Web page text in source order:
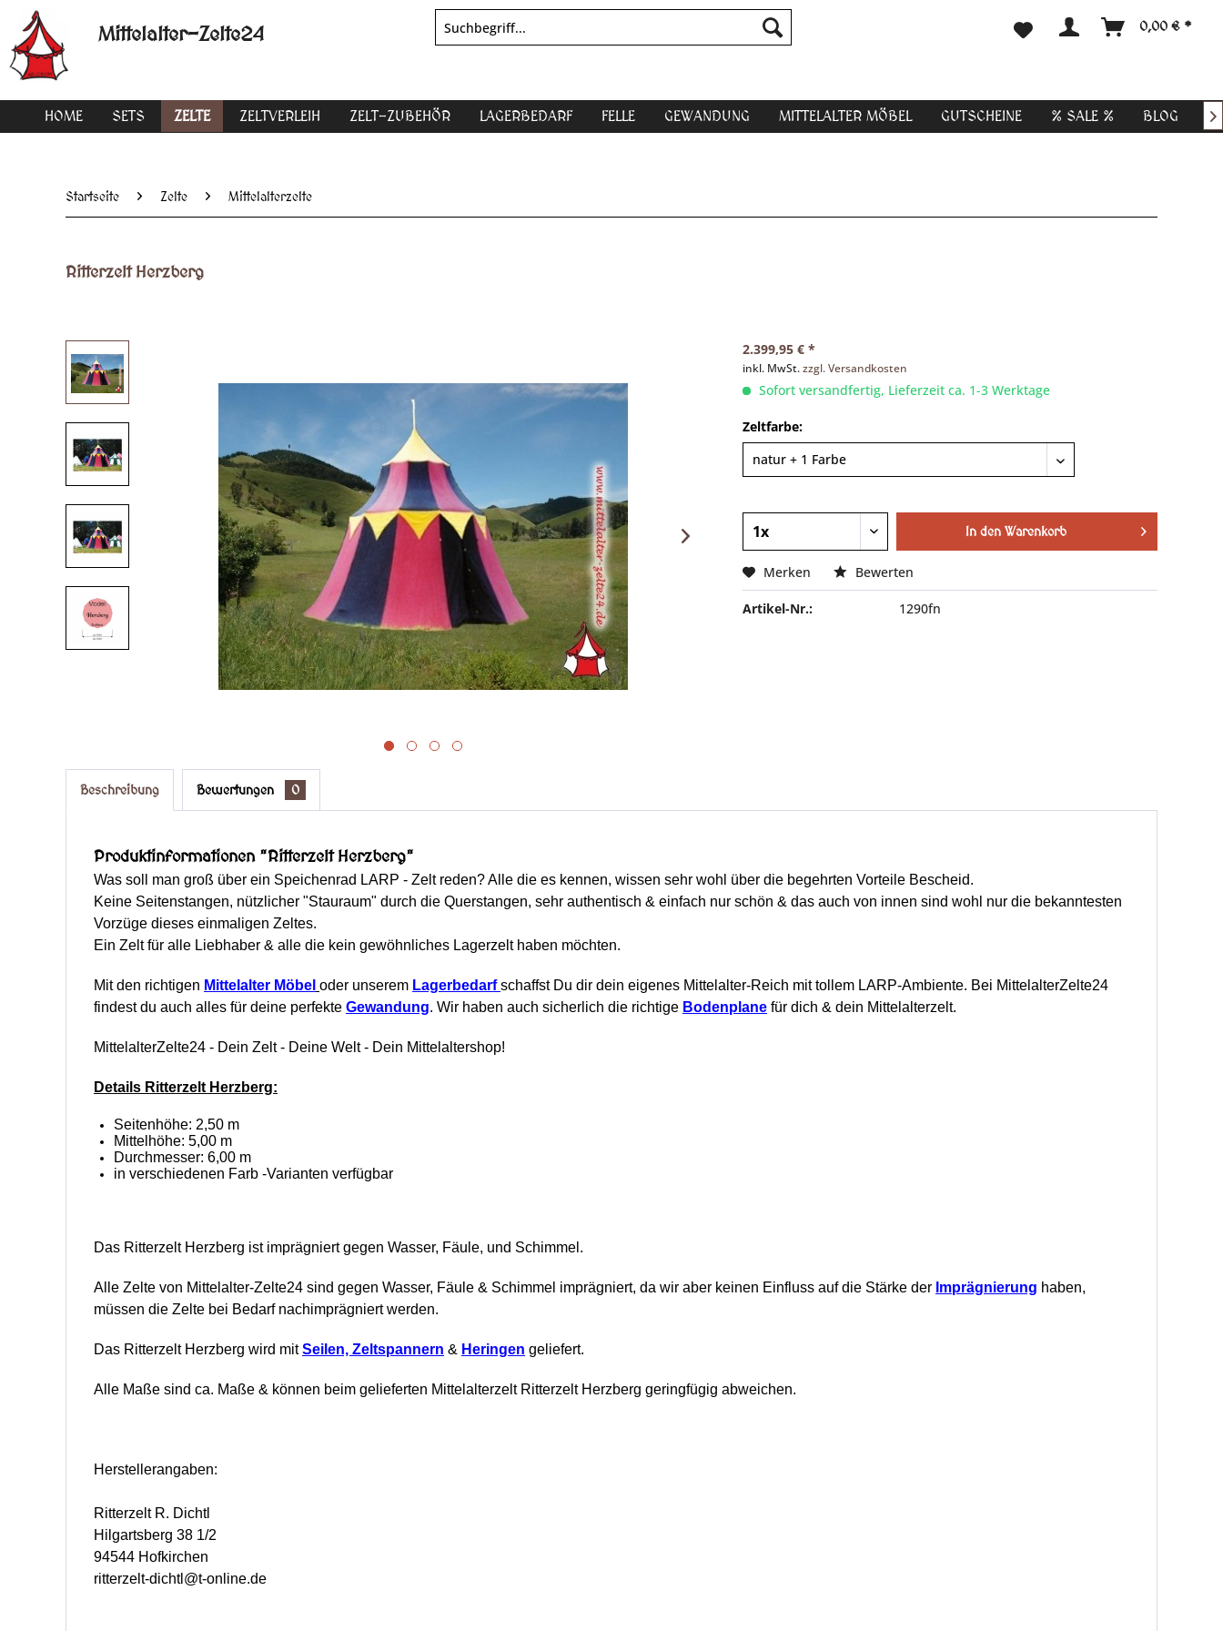
Mittelalter-Zelte24 0,00 € *
HOME SETS ZELTE ZELTVERLEIH ZELT-ZUBEHÖR LAGERBEDARF FELLE GEWANDUNG MITTELALTER MÖBEL GUTSCHEINE % SALE % BLOG 
Startseite Zelte Mittelalterzelte
Ritterzelt Herzberg
2.399,95 € *
inkl. MwSt.zzgl. Versandkosten
Sofort versandfertig, Lieferzeit ca. 1-3 Werktage
Zeltfarbe:
In den Warenkorb
Merken Bewerten
Artikel-Nr.: 1290fn
Beschreibung Bewertungen 0
Produktinformationen "Ritterzelt Herzberg"
Was soll man groß über ein Speichenrad LARP - Zelt reden? Alle die es kennen, wissen sehr wohl über die begehrten Vorteile Bescheid.
Keine Seitenstangen, nützlicher "Stauraum" durch die Querstangen, sehr authentisch & einfach nur schön & das auch von innen sind wohl nur die bekanntesten
Vorzüge dieses einmaligen Zeltes.
Ein Zelt für alle Liebhaber & alle die kein gewöhnliches Lagerzelt haben möchten.
Mit den richtigen Mittelalter Möbel oder unserem Lagerbedarf schaffst Du dir dein eigenes Mittelalter-Reich mit tollem LARP-Ambiente. Bei MittelalterZelte24
findest du auch alles für deine perfekte Gewandung. Wir haben auch sicherlich die richtige Bodenplane für dich & dein Mittelalterzelt.
MittelalterZelte24 - Dein Zelt - Deine Welt - Dein Mittelaltershop!
Details Ritterzelt Herzberg:
Seitenhöhe: 2,50 m
Mittelhöhe: 5,00 m
Durchmesser: 6,00 m
in verschiedenen Farb -Varianten verfügbar
Das Ritterzelt Herzberg ist imprägniert gegen Wasser, Fäule, und Schimmel.
Alle Zelte von Mittelalter-Zelte24 sind gegen Wasser, Fäule & Schimmel imprägniert, da wir aber keinen Einfluss auf die Stärke der Imprägnierung haben,
müssen die Zelte bei Bedarf nachimprägniert werden.
Das Ritterzelt Herzberg wird mitSeilen, Zeltspannern & Heringen geliefert.
Alle Maße sind ca. Maße & können beim gelieferten Mittelalterzelt Ritterzelt Herzberg geringfügig abweichen.
Herstellerangaben:
Ritterzelt R. Dichtl
Hilgartsberg 38 1/2
94544 Hofkirchen
ritterzelt-dichtl@t-online.de